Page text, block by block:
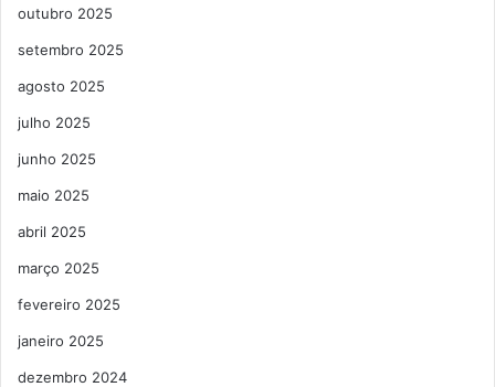
outubro 2025
setembro 2025
agosto 2025
julho 2025
junho 2025
maio 2025
abril 2025
março 2025
fevereiro 2025
janeiro 2025
dezembro 2024